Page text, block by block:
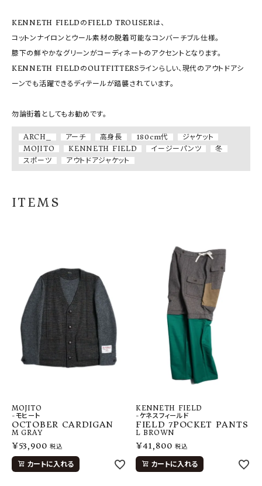
KENNETH FIELDのFIELD TROUSERは、
コットンナイロンとウール素材の脱着可能なコンバーチブル仕様。
膝下の鮮やかなグリーンがコーディネートのアクセントとなります。
KENNETH FIELDのOUTFITTERSラインらしい、現代のアウトドアシ
ーンでも活躍できるディテールが踏襲されています。
勿論街着としてもお勧めです。
ARCH_ アーチ 高身長 180cm代
ジャケット
MOJITO
KENNETH FIELD イージーパンツ
冬
スポーツ
アウトドアジャケット
ITEMS
MOJITO
-モヒート
OCTOBER CARDIGAN
M GRAY
¥53,900 税込
カートに入れる
KENNETH FIELD
-ケネスフィールド
FIELD 7POCKET PANTS
L BROWN
¥41,800 税込
カートに入れる